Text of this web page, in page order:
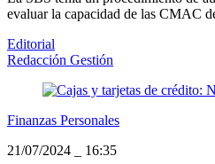
evaluar la capacidad de las CMAC
Editorial
Redacción Gestión
Finanzas Personales
21/07/2024
16:35